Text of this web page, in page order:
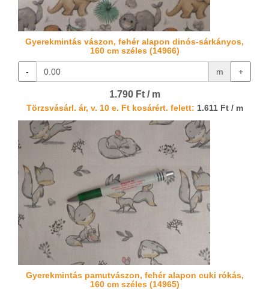
Gyerekmintás vászon, fehér alapon dinós-sárkányos,
160 cm széles (14966)
- m +
1.790 Ft / m
Törzsvásárl. ár, v. 10 e. Ft kosárért. felett: 1.611 Ft / m
Gyerekmintás pamutvászon, fehér alapon cuki rókás,
160 cm széles (14965)